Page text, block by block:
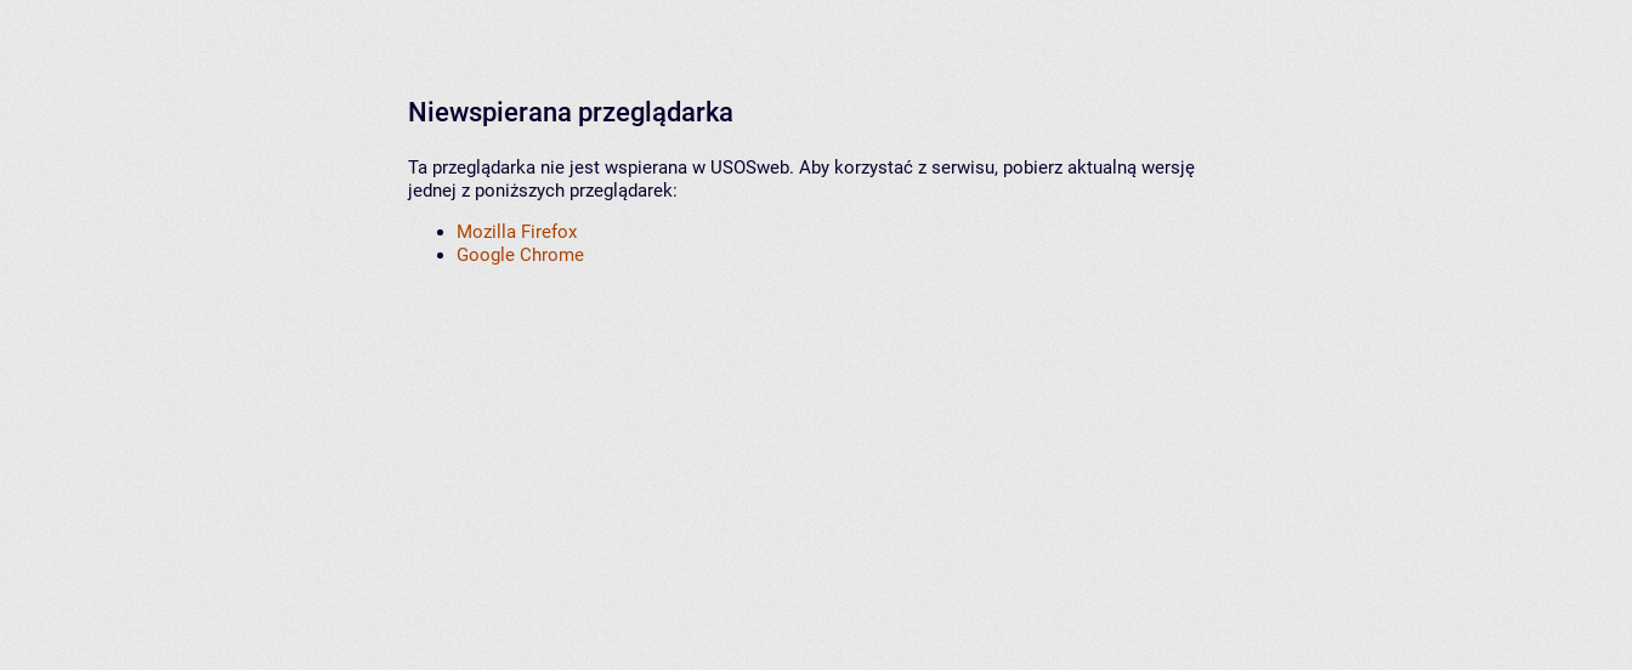
Niewspierana przeglądarka
Ta przeglądarka nie jest wspierana w USOSweb. Aby korzystać z serwisu, pobierz aktualną wersję
jednej z poniższych przeglądarek:
Mozilla Firefox
Google Chrome